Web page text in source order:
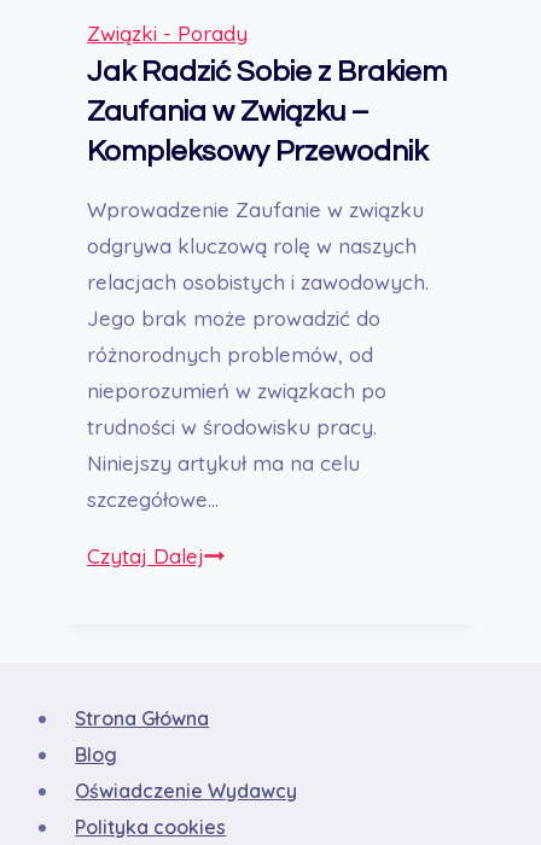
Przewodnik
po
Skutecznym
Wrażliwym
Rozwiązaniu
Relacji
Związki - Porady
Jak Radzić Sobie z Brakiem
Zaufania w Związku –
Kompleksowy Przewodnik
Wprowadzenie Zaufanie w związku
odgrywa kluczową rolę w naszych
relacjach osobistych i zawodowych.
Jego brak może prowadzić do
różnorodnych problemów, od
nieporozumień w związkach po
trudności w środowisku pracy.
Niniejszy artykuł ma na celu
szczegółowe…
Czytaj DalejJak
Zaufania
Związku
Strona Główna
Blog
Oświadczenie Wydawcy
Polityka cookies